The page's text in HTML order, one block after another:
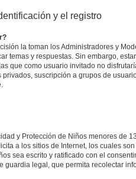
y el registro
la toman los Administradores y
temas y respuestas. Sin embargo,
que como usuario invitado no
suscripción a grupos de
y Protección de Niños menores de
a los sitios de Internet, los cuales
sea escrito y ratificado con el
guardia legal, que permita recolectar